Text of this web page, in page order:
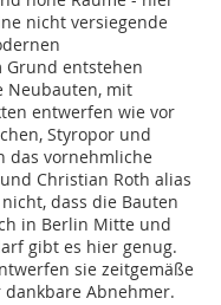
nicht versiegende
Grund entstehen
Neubau­ten, mit
entwerfen wie vor
Styropor und
das vornehmliche
Christian Roth alias
dass die Bauten
in Berlin Mitte und
gibt es hier genug.
sie zeitgemäße
Abnehmer.